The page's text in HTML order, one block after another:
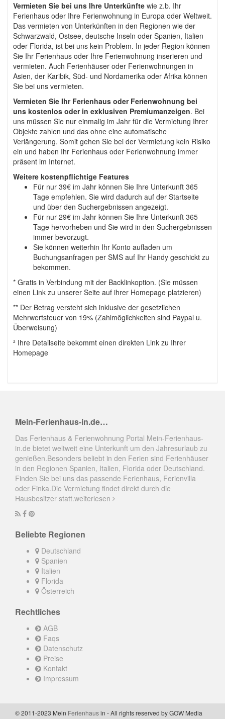
Vermieten Sie bei uns Ihre Unterkünfte wie z.b. Ihr
Ferienhaus oder Ihre Ferienwohnung in Europa oder Weltweit.
Das vermieten von Unterkünften in den Regionen wie der
Schwarzwald, Ostsee, deutsche Inseln oder Spanien, Italien
oder Florida, ist bei uns kein Problem. In jeder Region können
Sie Ihr Ferienhaus oder Ihre Ferienwohnung inserieren und
vermieten. Auch Ferienhäuser oder Ferienwohnungen in
Asien, der Karibik, Süd- und Nordamerika oder Afrika können
Sie bei uns vermieten.
Vermieten Sie Ihr Ferienhaus oder Ferienwohnung bei
uns kostenlos oder in exklusiven Premiumanzeigen. Bei
uns müssen Sie nur einmalig im Jahr für die Vermietung Ihrer
Objekte zahlen und das ohne eine automatische
Verlängerung. Somit gehen Sie bei der Vermietung kein Risiko
ein und haben Ihr Ferienhaus oder Ferienwohnung immer
präsent im Internet.
Weitere kostenpflichtige Features
Für nur 39€ im Jahr können Sie Ihre Unterkunft 365
Tage empfehlen. Sie wird dadurch auf der Startseite
und über den Suchergebnissen angezeigt.
Für nur 29€ im Jahr können Sie Ihre Unterkunft 365
Tage hervorheben und Sie wird in den Suchergebnissen
immer bevorzugt.
Sie können weiterhin Ihr Konto aufladen um
Buchungsanfragen per SMS auf Ihr Handy geschickt zu
bekommen.
* Gratis in Verbindung mit der Backlinkoption. (Sie müssen
einen Link zu unserer Seite auf ihrer Homepage platzieren)
** Der Betrag versteht sich inklusive der gesetzlichen
Mehrwertsteuer von 19% (Zahlmöglichkeiten sind Paypal u.
Überweisung)
² Ihre Detailseite bekommt einen direkten Link zu Ihrer
Homepage
Mein-Ferienhaus-in.de…
Das Ferienhaus & Ferienwohnung Portal Mein-Ferienhaus-
in.de bietet weltweit eine Unterkunft um den Jahresurlaub zu
genießen.Besonders beliebt in den Ferien sind Ferienhäuser
in den Regionen Spanien, Italien, Florida oder Deutschland.
Finden Sie bei uns das passende Ferienhaus, Ferienvilla
oder Finka.Die Vermietung findet direkt durch die
Hausbesitzer statt.weiterlesen
Beliebte Regionen
Deutschland
Spanien
Italien
Florida
Österreich
Rechtliches
AGB
Faqs
Datenschutz
Preise
Kontakt
Impressum
© 2011-2023 Mein Ferienhausin - All rights reserved by GOW Media